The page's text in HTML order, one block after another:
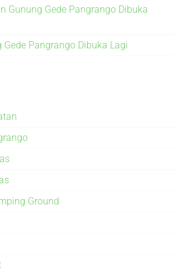
Gunung Gede Pangrango Dibuka
Gede Pangrango Dibuka Lagi
Ground